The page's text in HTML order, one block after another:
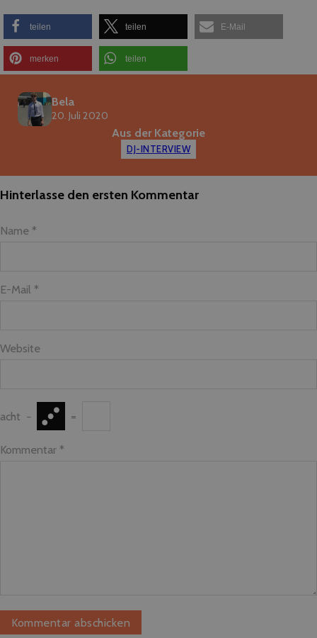
teilen teilen E-Mail
merken teilen
Bela
20. Juli 2020
Aus der Kategorie
DJ-INTERVIEW
Hinterlasse den ersten Kommentar
Name *
E-Mail *
Website
acht − =
Kommentar *